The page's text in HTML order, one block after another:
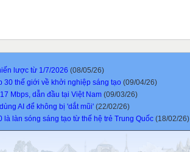
lược từ 1/7/2026 (08/05/26)
30 thế giới về khởi nghiệp sáng tạo (09/04/26)
Mbps, dẫn đầu tại Việt Nam (09/03/26)
AI để không bị 'dắt mũi' (22/02/26)
là làn sóng sáng tạo từ thế hệ trẻ Trung Quốc (18/02/26)